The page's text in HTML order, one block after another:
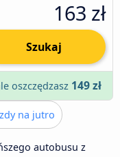
163 zł
Szukaj
oszczędzasz 149 zł
na jutro
autobusu z